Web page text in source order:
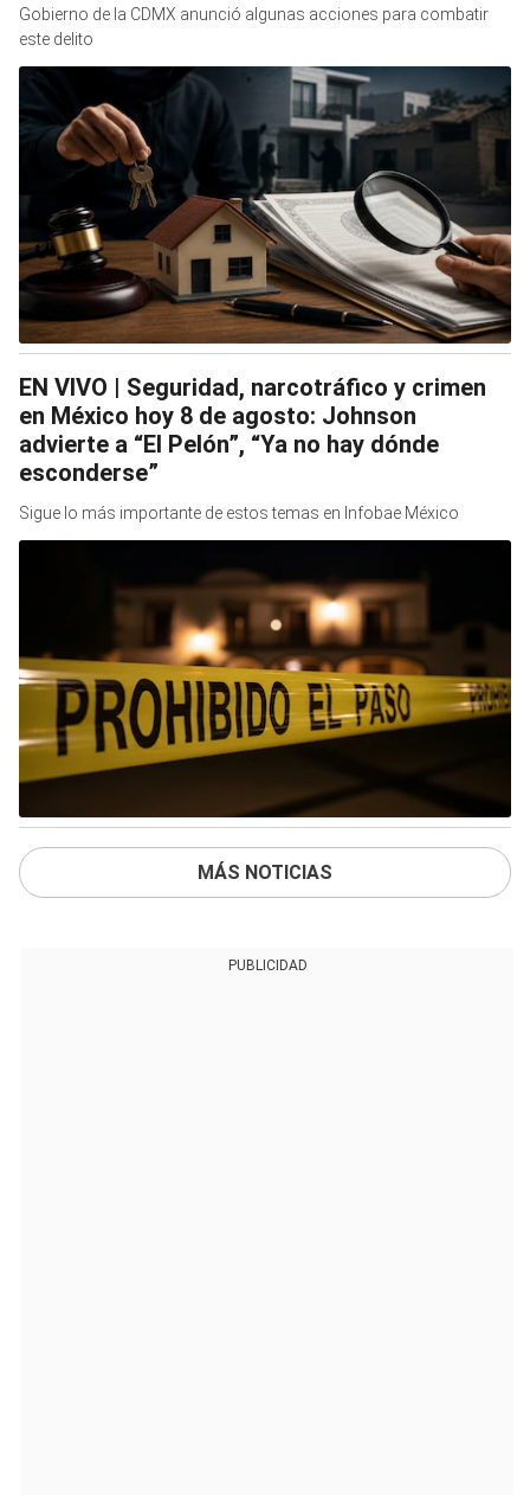
Gobierno de la CDMX anunció algunas acciones para combatir
este delito
EN VIVO | Seguridad, narcotráfico y crimen
en México hoy 8 de agosto: Johnson
advierte a “El Pelón”, “Ya no hay dónde
esconderse”
Sigue lo más importante de estos temas en Infobae México
MÁS NOTICIAS
PUBLICIDAD